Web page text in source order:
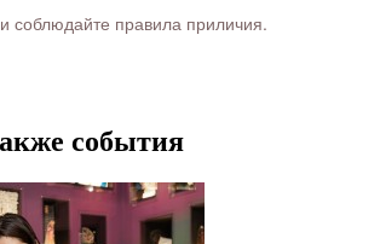
соблюдайте правила приличия.
события